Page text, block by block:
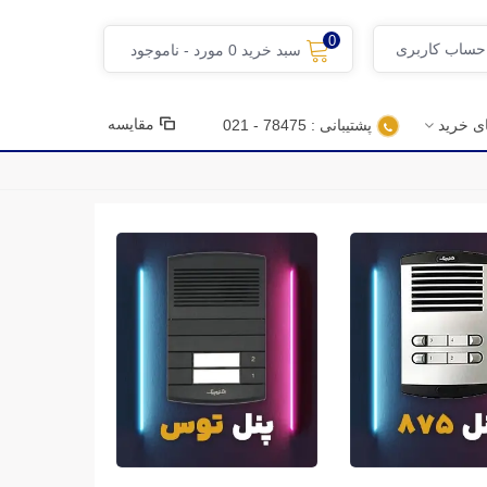
حساب کاربری
0
سبد خرید 0 مورد - ناموجود
خرید پشتیبانی : 78475 - 021 مقایسه